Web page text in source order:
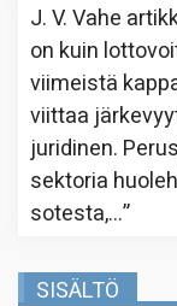
J. V. Vahe
on kuin
viimeistä
viittaa
juridinen.
sektoria
sotesta,…”
SISÄLTÖ